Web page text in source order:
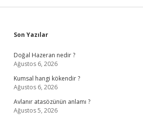
Sidebar
Son Yazılar
Doğal Hazeran nedir ?
Ağustos 6, 2026
Kumsal hangi kökendir ?
Ağustos 6, 2026
Avlanır atasözünün anlamı ?
Ağustos 5, 2026